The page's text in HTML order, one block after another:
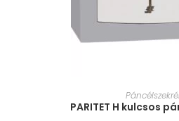
MÉRET
PARITET H kulcsos